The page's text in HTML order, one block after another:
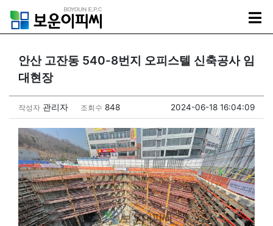
안산 고잔동 540-8번지 오피스텔 신축공사 임
대현장
작성자 관리자 조회수 848 2024-06-18 16:04:09